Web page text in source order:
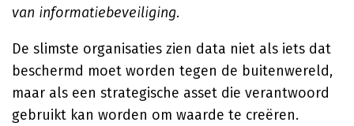
van informatiebeveiliging.
De slimste organisaties zien data niet als iets dat
beschermd moet worden tegen de buitenwereld,
maar als een strategische asset die verantwoord
gebruikt kan worden om waarde te creëren.